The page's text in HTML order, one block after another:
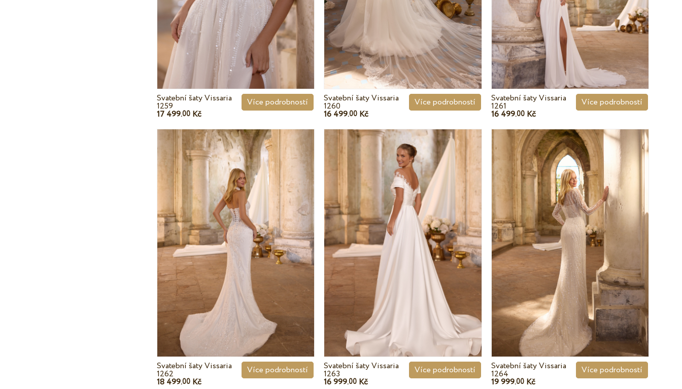
Svatební šaty Vissaria
1259
17 499.00 Kč
Více podrobností Svatební šaty Vissaria
1260
16 499.00 Kč
Více podrobností Svatební šaty Vissaria
1261
16 499.00Kč
Více podrobností
Svatební šaty Vissaria
1262
18 499.00 Kč
Více podrobností Svatební šaty Vissaria
1263
16 999.00 Kč
Více podrobností Svatební šaty Vissaria
1264
19 999.00Kč
Více podrobností